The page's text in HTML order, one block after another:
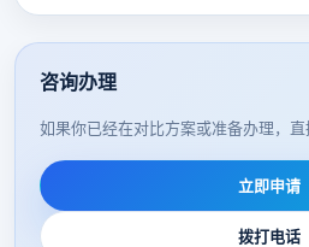
咨询办理
如果你已经在对比方案或准备办理，直
立即申请
拨打电话